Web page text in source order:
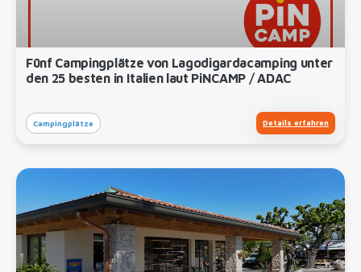
Fünf Campingplätze von Lagodigardacamping unter
den 25 besten in Italien laut PiNCAMP / ADAC
Campingplätze Details erfahren